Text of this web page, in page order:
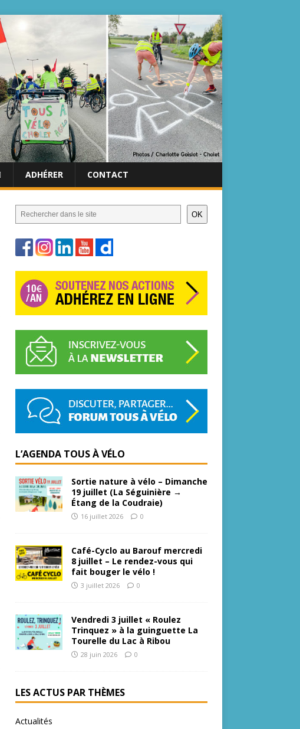
ADHÉRER CONTACT
OK
L’AGENDA TOUS À VÉLO
Sortie nature à vélo – Dimanche
19 juillet (La Séguinière →
Étang de la Coudraie)
16 juillet 2026 0
Café-Cyclo au Barouf mercredi
8 juillet – Le rendez-vous qui
fait bouger le vélo !
3 juillet 2026 0
Vendredi 3 juillet « Roulez
Trinquez » à la guinguette La
Tourelle du Lac à Ribou
28 juin 2026 0
LES ACTUS PAR THÈMES
Actualités